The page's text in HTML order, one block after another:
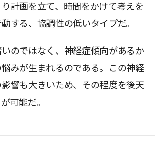
計画を立て、時間をかけて考えを
する、協調性の低いタイプだ。
のではなく、神経症傾向があるか
みが生まれるのである。この神経
響も大きいため、その程度を後天
可能だ。